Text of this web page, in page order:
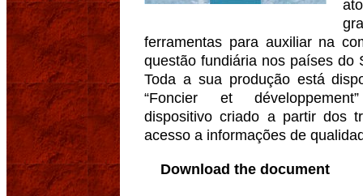
ferramentas para auxiliar na
questão fundiária nos países do
Toda a sua produção está
“Foncier et
dispositivo criado a partir dos
acesso a informações de
Download the document